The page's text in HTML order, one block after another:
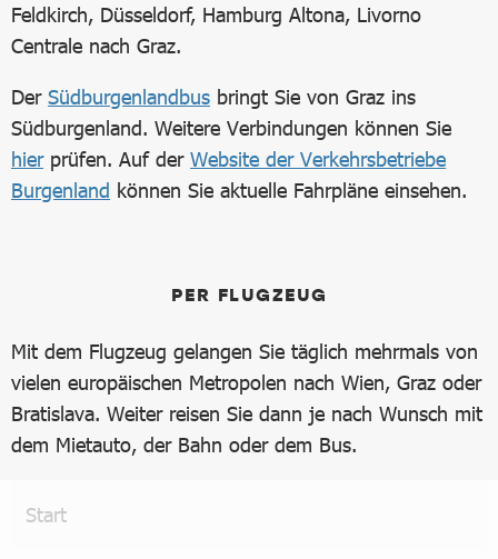
Feldkirch, Düsseldorf, Hamburg Altona, Livorno
Centrale nach Graz.
Der Südburgenlandbus bringt Sie von Graz ins
Südburgenland. Weitere Verbindungen können Sie
hierprüfen. Auf der Website der Verkehrsbetriebe
Burgenland können Sie aktuelle Fahrpläne einsehen.
PER FLUGZEUG
Mit dem Flugzeug gelangen Sie täglich mehrmals von
vielen europäischen Metropolen nach Wien, Graz oder
Bratislava. Weiter reisen Sie dann je nach Wunsch mit
dem Mietauto, der Bahn oder dem Bus.